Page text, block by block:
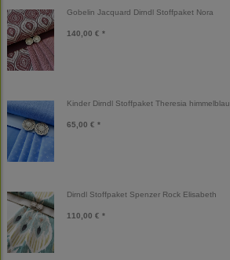
Gobelin Jacquard Dirndl Stoffpaket Nora
140,00 € *
Kinder Dirndl Stoffpaket Theresia himmelblau
65,00 € *
Dirndl Stoffpaket Spenzer Rock Elisabeth
110,00 € *